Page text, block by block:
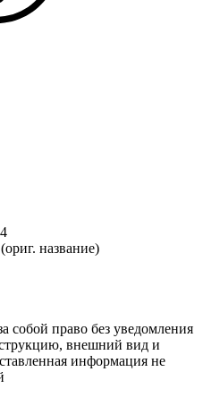
название)
собой право без уведомления
внешний вид и
информация не